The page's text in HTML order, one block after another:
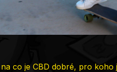
co je CBD dobré, pro koho